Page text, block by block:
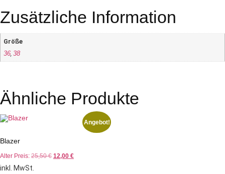
Zusätzliche Information
Größe
36 ,38
Ähnliche Produkte
Angebot!
Blazer
Alter Preis: 25,50€ 12,00 €
inkl. MwSt.